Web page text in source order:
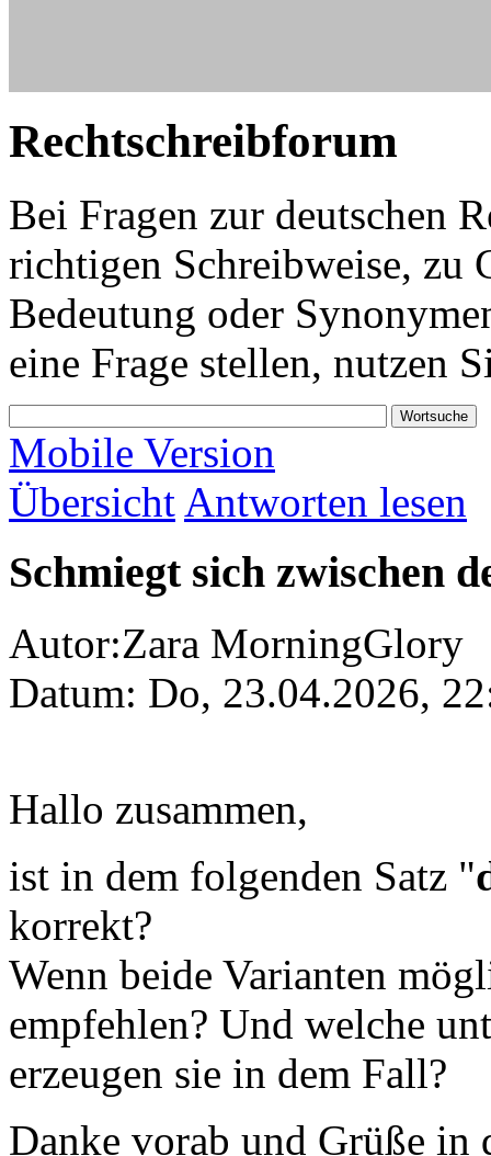
Rechtschreibforum
Bei Fragen zur deutschen
richtigen Schreibweise, zu
Bedeutung oder
eine Frage stellen, nutzen
Mobile Version
Übersicht Antworten lesen
Schmiegt sich zwischen
Autor:Zara MorningGlory
Datum: Do, 23.04.2026,
Hallo zusammen,
ist in dem folgenden Satz "
korrekt?
Wenn beide Varianten
empfehlen? Und welche
erzeugen sie in dem Fall?
Danke vorab und Grüße in